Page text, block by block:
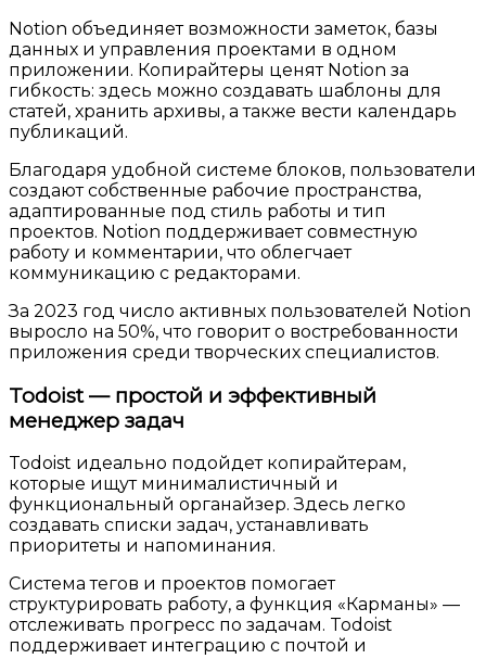
Notion объединяет возможности заметок, базы
данных и управления проектами в одном
приложении. Копирайтеры ценят Notion за
гибкость: здесь можно создавать шаблоны для
статей, хранить архивы, а также вести календарь
публикаций.
Благодаря удобной системе блоков, пользователи
создают собственные рабочие пространства,
адаптированные под стиль работы и тип
проектов. Notion поддерживает совместную
работу и комментарии, что облегчает
коммуникацию с редакторами.
За 2023 год число активных пользователей Notion
выросло на 50%, что говорит о востребованности
приложения среди творческих специалистов.
Todoist — простой и эффективный
менеджер задач
Todoist идеально подойдет копирайтерам,
которые ищут минималистичный и
функциональный органайзер. Здесь легко
создавать списки задач, устанавливать
приоритеты и напоминания.
Система тегов и проектов помогает
структурировать работу, а функция «Карманы» —
отслеживать прогресс по задачам. Todoist
поддерживает интеграцию с почтой и